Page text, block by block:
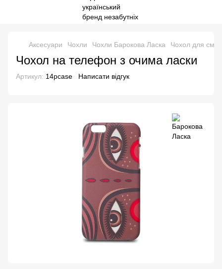
Аксесуари Чохли Чохли Барокова Ласка Чохол для
Чохол на телефон з очима ласки
Артикул: 14pcase Написати відгук